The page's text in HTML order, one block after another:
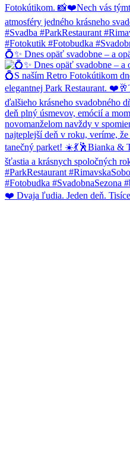
💍✨ Dnes opäť svadobne – a
❤️ Dvaja ľudia. Jeden deň.